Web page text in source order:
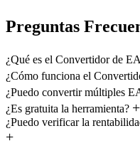
Preguntas
¿Qué es el Convertidor de
¿Cómo funciona el
¿Puedo convertir múltiples
¿Es gratuita la herramienta?
¿Puedo verificar la